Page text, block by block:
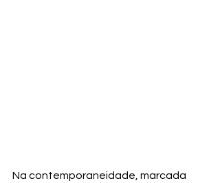
Na contemporaneidade, marcada